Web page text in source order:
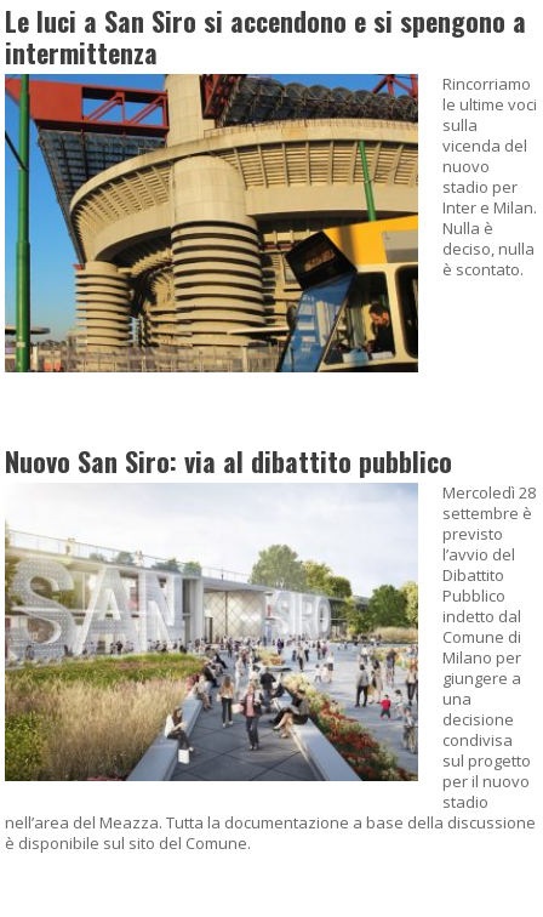
Le luci a San Siro si accendono e si spengono a
intermittenza
Rincorriamo
le ultime voci
sulla
vicenda del
nuovo
stadio per
Inter e Milan.
Nulla è
deciso, nulla
è scontato.
Nuovo San Siro: via al dibattito pubblico
Mercoledì 28
settembre è
previsto
l’avvio del
Dibattito
Pubblico
indetto dal
Comune di
Milano per
giungere a
una
decisione
condivisa
sul progetto
per il nuovo
stadio
nell’area del Meazza. Tutta la documentazione a base della discussione
è disponibile sul sito del Comune.